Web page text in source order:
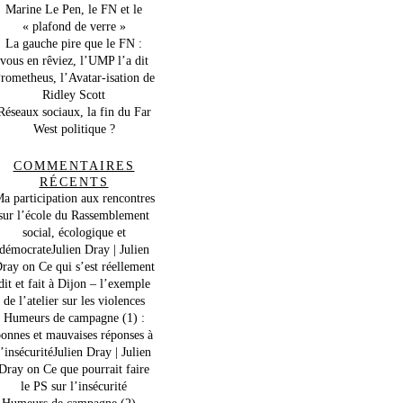
Marine Le Pen, le FN et le
« plafond de verre »
La gauche pire que le FN :
vous en rêviez, l’UMP l’a dit
l’Avatar-isation de
Ridley Scott
sociaux, la fin du Far
West politique ?
COMMENTAIRES
RÉCENTS
participation aux rencontres
l’école du Rassemblement
social, écologique et
démocrateJulien Dray | Julien
on Ce qui s’est réellement
et fait à Dijon – l’exemple
de l’atelier sur les violences
Humeurs de campagne (1) :
et mauvaises réponses à
Dray | Julien
on Ce que pourrait faire
le PS sur l’insécurité